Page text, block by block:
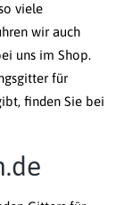
viele
wir auch
uns im Shop.
für
finden Sie bei